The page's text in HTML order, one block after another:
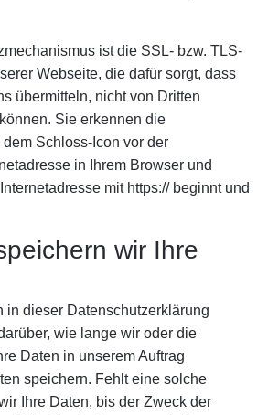
ist die SSL- bzw. TLS-
Webseite, die dafür sorgt, dass
übermitteln, nicht von Dritten
Sie erkennen die
Schloss-Icon vor der
in Ihrem Browser und
mit https:// beginnt und
wir Ihre
in dieser Datenschutzerklärung
wie lange wir oder die
Daten in unserem Auftrag
speichern. Fehlt eine solche
Ihre Daten, bis der Zweck der